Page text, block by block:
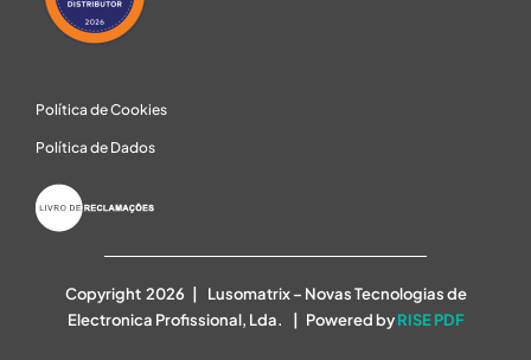
Política de Cookies
Política de Dados
Copyright 2026 | Lusomatrix – Novas Tecnologias de
Electronica Profissional, Lda. | Powered byRISE PDF